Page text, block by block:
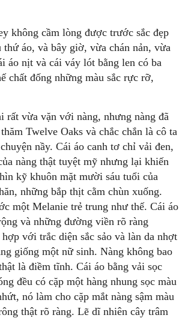
không cầm lòng được trước sắc đẹp
áo, và bây giờ, vừa chán nản, vừa
áo nịt và cái váy lót bằng len có ba
chất đống những màu sắc rực rỡ,
rất vừa vặn với nàng, nhưng nàng đã
Twelve Oaks và chắc chắn là cô ta
nầy. Cái áo canh tơ chỉ vải đen,
nàng thật tuyệt mỹ nhưng lại khiến
kỹ khuôn mặt mười sáu tuổi của
những bắp thịt cằm chùn xuống.
một Melanie trẻ trung như thế. Cái áo
và những đường viền rõ ràng
với trắc diện sắc sảo và làn da nhợt
giống một nữ sinh. Nàng không bao
là điềm tĩnh. Cái áo bằng vải sọc
đều có cặp một hàng nhung sọc màu
nó làm cho cặp mắt nàng sậm màu
thật rõ ràng. Lẽ dĩ nhiên cây trâm